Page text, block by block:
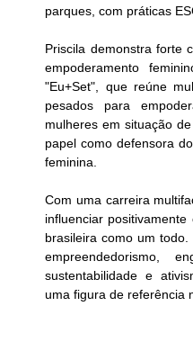
parques, com práticas
Priscila demonstra forte
empoderamento
"Eu+Set", que reúne
pesados para
mulheres em situação
papel como defensora
feminina.
Com uma carreira
influenciar
brasileira como um
empreendedorismo,
sustentabilidade e
uma figura de referência